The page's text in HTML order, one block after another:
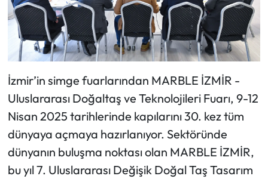
İzmir’in simge fuarlarından MARBLE İZMİR -
Uluslararası Doğaltaş ve Teknolojileri Fuarı, 9-12
Nisan 2025 tarihlerinde kapılarını 30. kez tüm
dünyaya açmaya hazırlanıyor. Sektöründe
dünyanın buluşma noktası olan MARBLE İZMİR,
bu yıl 7. Uluslararası Değişik Doğal Taş Tasarım